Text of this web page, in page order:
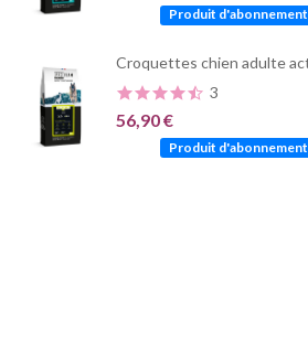
Produit d'abonnement
3
56,90 €
Produit d'abonnement